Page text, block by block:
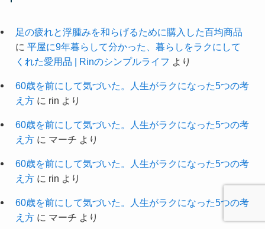
足の疲れと浮腫みを和らげるために購入した百均商品
に 平屋に9年暮らして分かった、暮らしをラクにして
くれた愛用品 | Rinのシンプルライフ より
60歳を前にして気づいた。人生がラクになった5つの考
え方に rin より
60歳を前にして気づいた。人生がラクになった5つの考
え方に マーチ より
60歳を前にして気づいた。人生がラクになった5つの考
え方に rin より
60歳を前にして気づいた。人生がラクになった5つの考
え方に マーチ より